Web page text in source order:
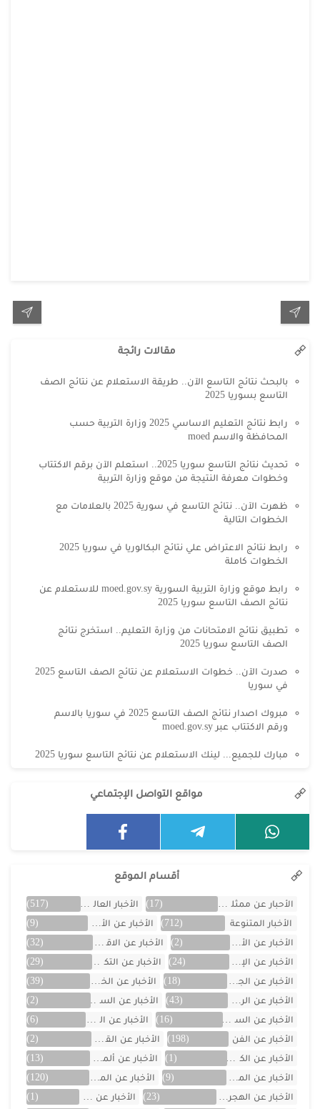
مقالات رائجة
بالبحث نتائج التاسع الآن.. طريقة الاستعلام عن نتائج الصف
التاسع بسوريا 2025
رابط نتائج التعليم الاساسي 2025 وزارة التربية حسب
المحافظة والاسم moed
تحديث نتائج التاسع سوريا 2025.. استعلم الآن برقم الاكتتاب
وخطوات معرفة النتيجة من موقع وزارة التربية
ظهرت الآن.. نتائج التاسع في سورية 2025 بالعلامات مع
الخطوات التالية
رابط نتائج الاعتراض علي نتائج البكالوريا في سوريا 2025
الخطوات كاملة
رابط موقع وزارة التربية السورية moed.gov.sy للاستعلام عن
نتائج الصف التاسع سوريا 2025
تطبيق نتائج الامتحانات من وزارة التعليم.. استخرج نتائج
الصف التاسع سوريا 2025
صدرت الآن.. خطوات الاستعلام عن نتائج الصف التاسع 2025
في سوريا
مبروك اصدار نتائج الصف التاسع 2025 في سوريا بالاسم
ورقم الاكتتاب عبر moed.gov.sy
مبارك للجميع... لينك الاستعلام عن نتائج التاسع سوريا 2025
مواقع التواصل الإجتماعي
أقسام الموقع
الأحبار عن ممثلين الخليج (17) الأخبار العالمية
(517)
الأخبار المتنوعة
(712) الأخبار عن الأردن
(9)
الأخبار عن الأفلام
(2) الأخبار عن الاقتصاد
(32)
الأخبار عن الإمارات
(24) الأخبار عن التكنولوجيا
(29)
الأخبار عن الجزائر
(18) الأخبار عن الخليج
(39)
الأخبار عن الرياضة
(43) الأخبار عن السعودية
(2)
الأخبار عن السيارات
(16) الأخبار عن العراق
(6)
الأخبار عن الفن
(198) الأخبار عن القصص
(2)
الأخبار عن الكويت
(1) الأخبار عن ألمانيا
(13)
الأخبار عن المسلسلات
(9) الأخبار عن المشاهير
(120)
الأخبار عن الهجرة والسفر
(23) الأخبار عن اليمن (1)